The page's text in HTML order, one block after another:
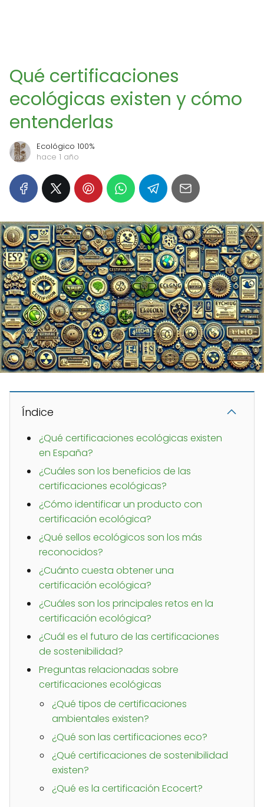
Qué certificaciones
ecológicas existen y cómo
entenderlas
Ecológico 100%
hace 1 año
Índice
¿Qué certificaciones ecológicas existen
en España?
¿Cuáles son los beneficios de las
certificaciones ecológicas?
¿Cómo identificar un producto con
certificación ecológica?
¿Qué sellos ecológicos son los más
reconocidos?
¿Cuánto cuesta obtener una
certificación ecológica?
¿Cuáles son los principales retos en la
certificación ecológica?
¿Cuál es el futuro de las certificaciones
de sostenibilidad?
Preguntas relacionadas sobre
certificaciones ecológicas
¿Qué tipos de certificaciones
ambientales existen?
¿Qué son las certificaciones eco?
¿Qué certificaciones de sostenibilidad
existen?
¿Qué es la certificación Ecocert?